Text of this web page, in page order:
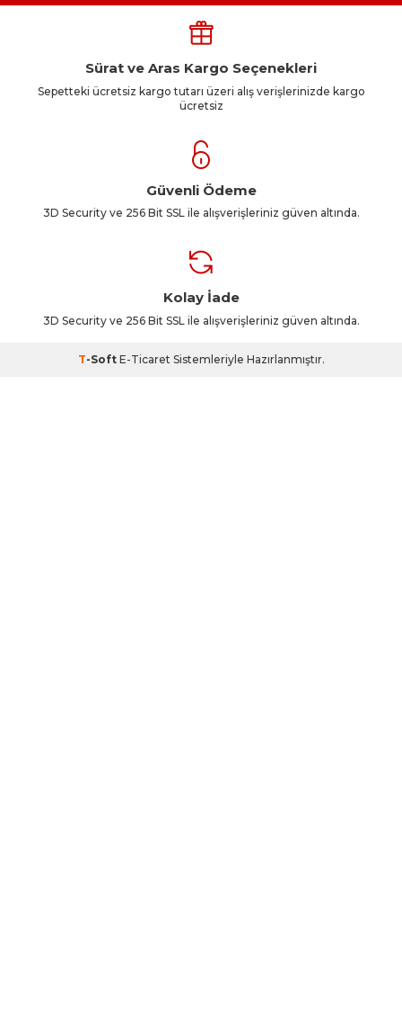
Sürat ve Aras Kargo Seçenekleri
Sepetteki ücretsiz kargo tutarı üzeri alış verişlerinizde kargo
ücretsiz
Güvenli Ödeme
3D Security ve 256 Bit SSL ile alışverişleriniz güven altında.
Kolay İade
3D Security ve 256 Bit SSL ile alışverişleriniz güven altında.
T-Soft E-Ticaret Sistemleriyle Hazırlanmıştır.